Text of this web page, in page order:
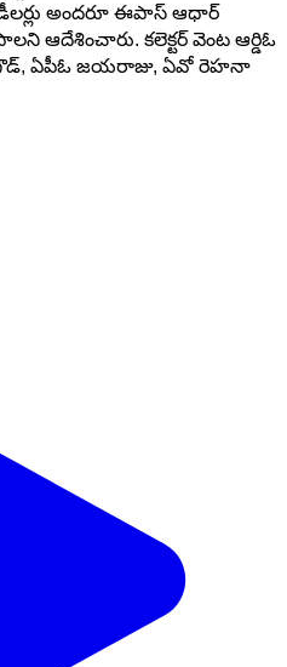
అందరూ ఈపాస్ ఆధార్
ఆదేశించారు. కలెక్టర్ వెంట ఆర్డిఓ
గౌడ్, ఏపీఓ జయరాజు, ఏవో రెహనా